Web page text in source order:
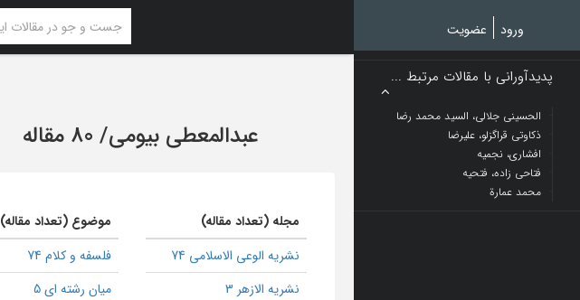
ورود عضویت
پدیدآورانی با مقالات مرتبط ...
الحسینی جلالی، السید محمد رضا
ذکاوتی قراگزلو، علیرضا
افشاری، نجمیه
فتاحی زاده، فتحیه
محمد عمارة
عبدالمعطی بیومی/ 80 مقاله
مجله (تعداد مقاله)
نشریه الوعی الاسلامی 74
نشریه الازهر 3
موضوع (تعداد مقاله)
فلسفه و کلام 74
میان رشته ای 5